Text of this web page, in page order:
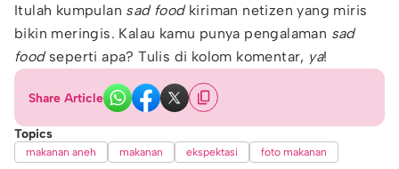
Itulah kumpulan sad foodkiriman netizen yang miris
bikin meringis. Kalau kamu punya pengalaman sad
foodseperti apa? Tulis di kolom komentar, ya!
Share Article
Topics
makanan aneh makanan ekspektasi foto makanan